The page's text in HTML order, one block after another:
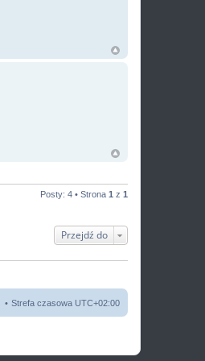
Posty: 4 • Strona 1 z 1
Przejdź do
Strefa czasowa UTC+02:00